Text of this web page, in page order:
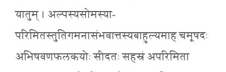
यातुम् । अल्पस्यसोमस्या-
परिमितस्तुतिगमनासंभवात्तस्यबाहुल्यमाह चमूषदः
अभिषवणफलकयोः सीदतः सहस्रं अपरिमिता